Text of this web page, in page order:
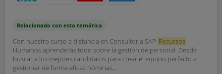
Relacionado con esta temática
Con nuestro curso a distancia en Consultoría SAP Recursos
Humanos aprenderás todo sobre la gestión de personal. Desde
buscar a los mejores candidatos para crear el equipo perfecto a
gestionar de forma eficaz nóminas,...